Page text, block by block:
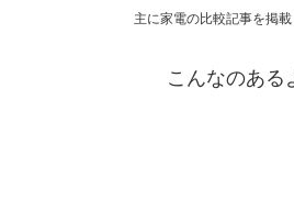
主に家電の比較記事を掲
こんなのある